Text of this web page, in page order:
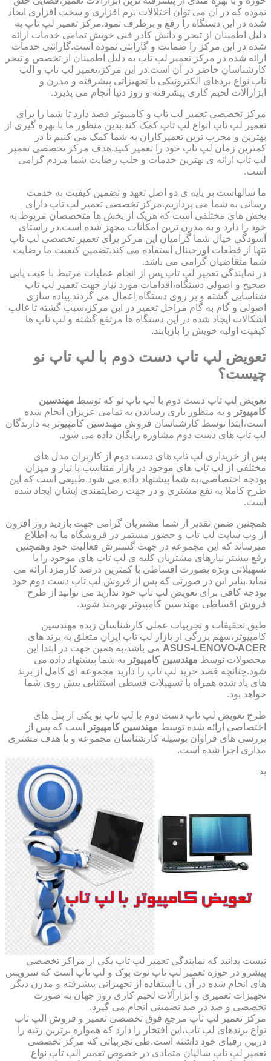
نموده که در آن می توان اختلالات نرم افزاری و سخت افزاری ایجاد
شده در این دستگاه را رفع و برطرف نمود.مرکز تعمیر لپ تاپ به
دلیل اطمینان از تبحر و دانش کادر فنی خویش تمامی خدمات ارائه
شده در این مرکز را ضمانت و گارانتی نموده است.گارانتی خدمات
ارائه شده در مرکز تعمیر لپ تاپ به دلیل اطمینان از تخصص و تبحر
کارشناسان حاضر در آن است.در این مرکز،تعمیر لپ تاپ و الپ
تاپ نواع بردهای الکترونیکی با تجهیزاتی پیشرفته و مدرن و
ابزارآلات لحیم کاری پیشرفته و روز دنیا انجام می پذیرد.
مرکز تخصصی تعمیر لپ تاپ و کامپیوتر قصد دارد تا شما را برای
تعمیر لپ تاپ انواع لپ تاپ کمک کند.بدین منظور ما با بهره گیری از
بهترین و مجرب ترین تعمیرکاران به شما کمک می کنیم تا در
کمترین زمان لپ تاپ خود را تعمیر کنید.هدف مرکز تخصصی تعمیر
لپ تاپ ارائه ی بهترین خدمات و جلب رضایت شما مردم گرامی
است.
ما سالهاست بر پایه ی دو اصل تعهد و تضمین کیفیت به خدمت
رسانی به شما می پردازیم.مرکز تخصصی تعمیر لپ تاپ دارای
بخش های مختلفی است که هریک از بخش ها متخصصان مربوط به
خود را دارد و به مدرن ترین امکانات مجهز شده است.در راستای
آسودگی خیال شما گرامیان این مرکز برای تعمیر تخصصی لپ تاپ
تنها از قطعات اورجینال استفاده می کند.تضمین کیفیت ما رضایت
شما متقاضیان گرامی می باشد.
در نمایندگی تعمیر لپ تاپ پس از انجام عملیات مرتبط با عیب یابی
صحیح و اصولی دستگاه،اقدامات مورد نیاز جهت تعمیر لپ تاپ
شناسایی گشته و بر روی دستگاه اِعمال می گردند.پیاده سازی
اصولی و گام به گام مراحل تعمیر در این مرکز،سبب گشته تا غالب
اشکالات ایجاد شده در این دستگاه ها مرتفع گشته و لپ تاپ ها
کیفیت اولیه خویش را بازیابند.
تعویض لپ تاپ دست دوم با لپ تاپ نو
چیست؟
تعویض لپ تاپ دست دوم با لپ تاپ نو که توسط مهندسین
کامپیوتر و به منظور یاری رساندن به تمامی عزیزان انجام شده
است،ابتدا توسط کارشناسان فروش مهندسین کامپیوتر به دارندگان
لپ تاپ های دست دوم مشاوره رایگان داده می شود.
پس از خریداری لپ تاپ های دست دوم از کاربران مدل های
مختلفی از لپ تاپ های موجود در بازار متناسب با نیاز و میزان
بودجه اختصاصی،به شما پیشنهاد داده می شود.طبیعی است که این
طرح کاملا به نفع مشتری و در جهت رضایتمندی ایشان ایجاد شده
است.
همچنین ضمن تقدیر از شما مشتریان گرامی جهت بازدید روز افزون
از وب سایت لپ تاپ و حضور مستمر در فروشگاه ما به اطلاع
میرساند که این مجموعه در جهت گسترش فعالیت خود وهمچنین
رفع بیشتر نیازهای مشتریان کلیه ی لپ تاپ های موجود را با
تسهیلاتی ویژه بصورت اقساطی با کمترین درصد کارمزد ارائه می
نماید.بنابر این در صورتی که پس از فروش لپ تاپ دست دوم خود
بودجه کافی برای تعویض لپ تاپ خود ندارید می توانید از طرح
فروش اقساطی مهندسین کامپیوتر بهرمند شوید.
طبق تحقیقات و تجربیات عملی کارشناسان زبده مهندسین
کامپیوتر،سهم بزرگی از بازار لپ تاپ ایران متعلق به برند های
ASUS-LENOVO-ACER می باشد،به همین جهت در ابتدا این
محصولات توسط مهندسین کامپیوتر به شما پیشنهاد داده می
شود.چنانچه قصد خرید لپ تاپ را دارید مجموعه ای کامل از برند
های یاد شده همراه با تسهیلات قسطی استثنایی پیش روی شما
خواهد بود.
طرح تعویض لپ تاپ دست دوم با لپ تاپ نو یکی از پنل های
اختصاصی ارائه شده توسط مهندسین کامپیوتر
است که پس از
بررسی های فراوان بوسیله کارشناسان مجموعه و با هدف مشتری
مداری اجرا شده است.
بد
نیست بدانید که نمایندگی تعمیر لپ تاپ یکی از مراکز تخصصی
پیشرو در حوزه تعمیر لپ تاپ نوت بوک و لپ تاپ است که سرویس
های انجام شده در آن با استفاده از تجهیزاتی پیشرفته و مدرن دیگر
تجهیزات تعمیری و ابزارآلات لحیم کاری روز جهان به صورت
تخصصی و صد در صد تضمینی انجام می گیرد.
مرکز تعمیر لپ تاپ مرجع فوق تخصصی تعمیر و فروش الپ تاپ
نواع برندهای لپ تاپ،این افتخار را دارد که همواره برترین رتبه را
دربین رقبای خود داشته است.طی تجربیاتی که مرکز تخصصی
تعمیر لپ تاپ سالیان متمادی در خصوص تعمیر الپ تاپ نواع